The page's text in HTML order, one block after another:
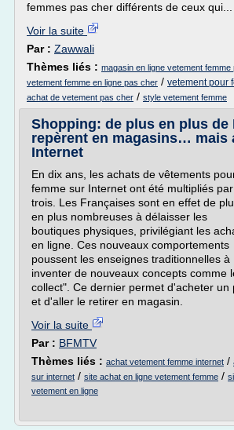
femmes pas cher différents de ceux qui...
Voir la suite
Par : Zawwali
Thèmes liés : magasin en ligne vetement femme
vetement femme en ligne pas cher / vetement pour
achat de vetement pas cher / style vetement femme
Shopping: de plus en plus de
repèrent en magasins… mais
Internet
En dix ans, les achats de vêtements
femme sur Internet ont été multipliés par
trois. Les Françaises sont en effet de
en plus nombreuses à délaisser les
boutiques physiques, privilégiant les
en ligne. Ces nouveaux comportements
poussent les enseignes traditionnelles à
inventer de nouveaux concepts comme
collect". Ce dernier permet d'acheter un
et d'aller le retirer en magasin.
Voir la suite
Par : BFMTV
Thèmes liés : achat vetement femme internet /
sur internet / site achat en ligne vetement femme /
vetement en ligne